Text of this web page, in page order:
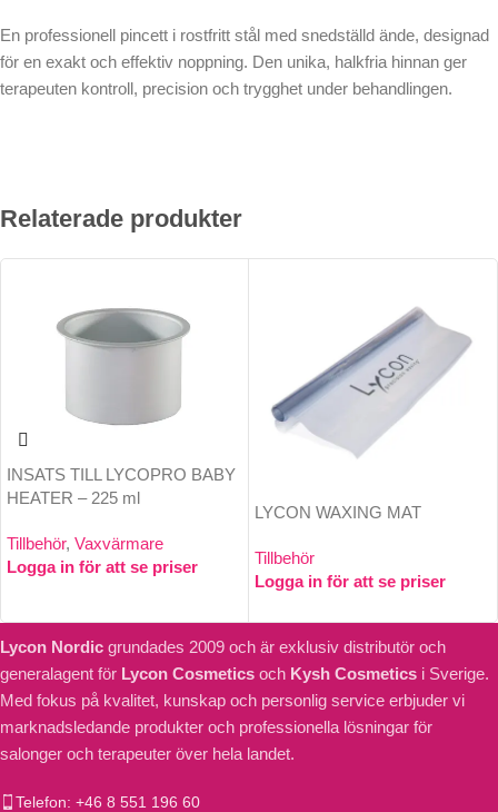
En professionell pincett i rostfritt stål med snedställd ände, designad
för en exakt och effektiv noppning. Den unika, halkfria hinnan ger
terapeuten kontroll, precision och trygghet under behandlingen.
Relaterade produkter
INSATS TILL LYCOPRO BABY
HEATER – 225 ml
Tillbehör, Vaxvärmare
Logga in för att se priser
LYCON WAXING MAT
Tillbehör
Logga in för att se priser
Lycon Nordic grundades 2009 och är exklusiv distributör och
generalagent för Lycon Cosmetics och Kysh Cosmetics i Sverige.
Med fokus på kvalitet, kunskap och personlig service erbjuder vi
marknadsledande produkter och professionella lösningar för
salonger och terapeuter över hela landet.
Telefon: +46 8 551 196 60